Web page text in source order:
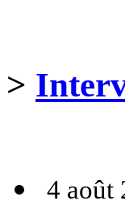
>
4 août